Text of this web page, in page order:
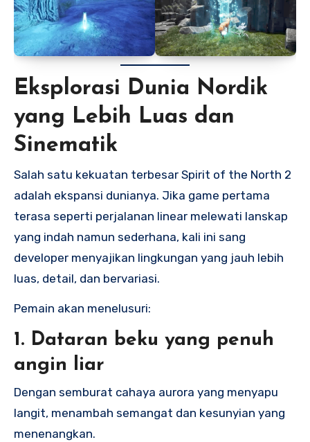
Eksplorasi Dunia Nordik
yang Lebih Luas dan
Sinematik
Salah satu kekuatan terbesar Spirit of the North 2
adalah ekspansi dunianya. Jika game pertama
terasa seperti perjalanan linear melewati lanskap
yang indah namun sederhana, kali ini sang
developer menyajikan lingkungan yang jauh lebih
luas, detail, dan bervariasi.
Pemain akan menelusuri:
1. Dataran beku yang penuh
angin liar
Dengan semburat cahaya aurora yang menyapu
langit, menambah semangat dan kesunyian yang
menenangkan.